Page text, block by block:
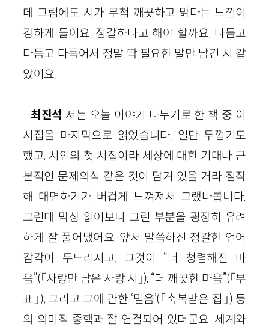
데 그럼에도 시가 무척 깨끗하고 맑다는 느낌이
강하게 들어요. 정갈하다고 해야 할까요. 다듬고
다듬고 다듬어서 정말 딱 필요한 말만 남긴 시 같
았어요.
최진석 저는 오늘 이야기 나누기로 한 책 중 이
시집을 마지막으로 읽었습니다. 일단 두껍기도
했고, 시인의 첫 시집이라 세상에 대한 기대나 근
본적인 문제의식 같은 것이 담겨 있을 거라 짐작
해 대면하기가 버겁게 느껴져서 그랬나봅니다.
그런데 막상 읽어보니 그런 부분을 굉장히 유려
하게 잘 풀어냈어요. 앞서 말씀하신 정갈한 언어
감각이 두드러지고, 그것이 “더 청렴해진 마
음”(「사랑만 남은 사랑 시」), “더 깨끗한 마음”(「부
표」), 그리고 그에 관한 ‘믿음’(「축복받은 집」) 등
의 의미적 중핵과 잘 연결되어 있더군요. 세계와